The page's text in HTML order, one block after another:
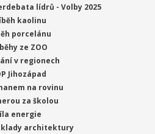
lídrů - Volby 2025
kaolinu
porcelánu
ze ZOO
v regionech
Jihozápad
na rovinu
za školou
energie
architektury